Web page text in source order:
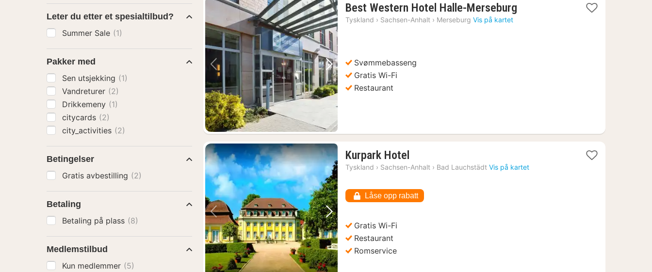
Forrige bilde Neste bilde
Best Western Hotel Halle-Merseburg
Tyskland › Sachsen-Anhalt › Merseburg Vis på kartet
Svømmebasseng
Gratis Wi-Fi
Restaurant
Forrige bilde Neste bilde
Kurpark Hotel
natt
660
kr.
Tyskland › Sachsen-Anhalt › Bad Lauchstädt Vis på kartet
Låse opp rabatt
Gratis Wi-Fi
Restaurant
Romservice
Leter du etter et spesialtilbud?
Summer Sale (1)
Pakker med
Sen utsjekking (1)
Vandreturer (2)
Drikkemeny (1)
citycards (2)
city_activities (2)
Betingelser
Gratis avbestilling (2)
Betaling
Betaling på plass (8)
Medlemstilbud
Kun medlemmer (5)